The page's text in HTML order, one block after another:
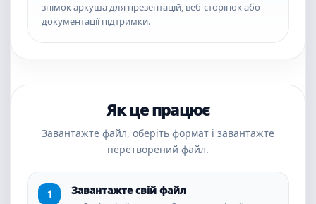
знімок аркуша для презентацій, веб-сторінок або
документації підтримки.
Як це працює
Завантажте файл, оберіть формат і завантажте
перетворений файл.
Завантажте свій файл